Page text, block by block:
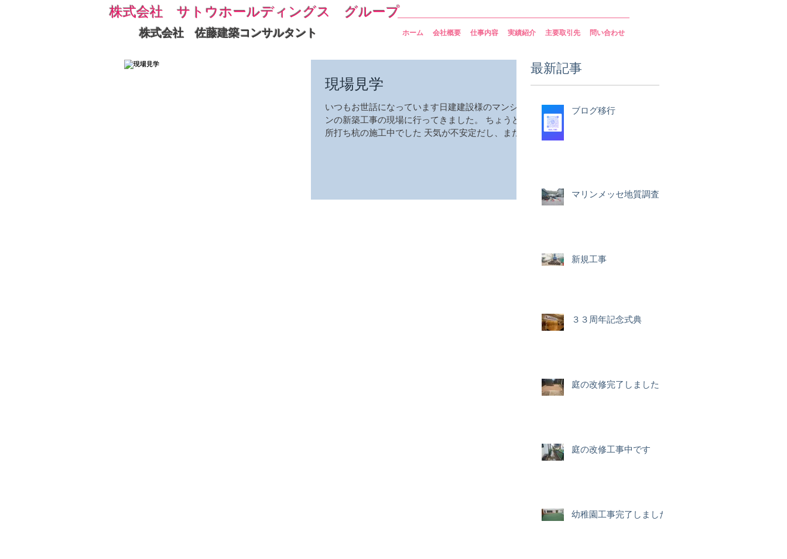
株式会社 サトウホールディングス グループ
株式会社 佐藤建築コンサルタント ホーム 会社概要 仕事内容 実績紹介 主要取引先 問い合わせ
現場見学
いつもお世話になっています日建建設様のマンショ
ンの新築工事の現場に行ってきました。 ちょうど場
所打ち杭の施工中でした 天気が不安定だし、まだま
最新記事
ブログ移行
マリンメッセ地質調査
新規工事
３３周年記念式典
庭の改修完了しました
庭の改修工事中です
幼稚園工事完了しました